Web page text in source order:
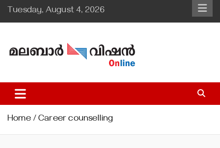
Skip
to
Tuesday, August 4, 2026
Malabar Vision Online
Illuminating Diocesan News with Divine Clarity.
Home Career counselling